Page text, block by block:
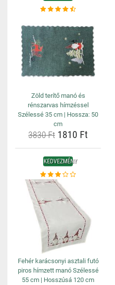
Zöld terítő manó és
rénszarvas hímzéssel
Szélessé 35 cm | Hossza: 50
cm
3830 Ft 1810 Ft
KEDVEZMÉNY
Fehér karácsonyi asztali futó
piros hímzett manó Szélessé
55 cm | Hosszúsá 120 cm